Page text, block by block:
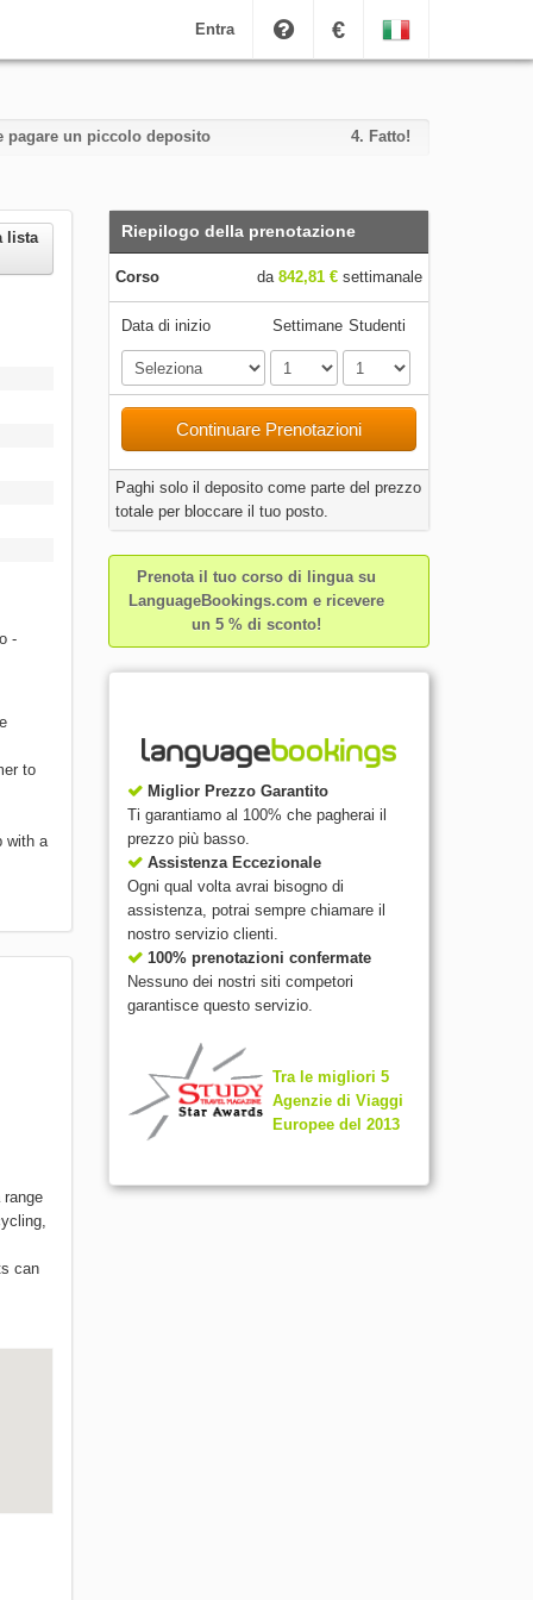
Entra €
pagare un piccolo deposito 4. Fatto!
lista
-
to
with a
can
Riepilogo della prenotazione
Corso da 842,81 €settimanale
Data di inizio Settimane Studenti
Continuare Prenotazioni
Paghi solo il deposito come parte del prezzo
totale per bloccare il tuo posto.
Prenota il tuo corso di lingua su
LanguageBookings.com e ricevere
un 5 % di sconto!
Miglior Prezzo Garantito
Ti garantiamo al 100% che pagherai il
prezzo più basso.
Assistenza Eccezionale
Ogni qual volta avrai bisogno di
assistenza, potrai sempre chiamare il
nostro servizio clienti.
100% prenotazioni confermate
Nessuno dei nostri siti competori
garantisce questo servizio.
Tra le migliori 5
Agenzie di Viaggi
Europee del 2013